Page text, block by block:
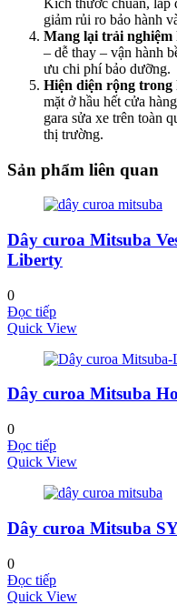
giảm rủi ro bảo hành
Mang lại trải nghiệm
– dễ thay – vận hành
ưu chi phí bảo dưỡng.
Hiện diện rộng trong
mặt ở hầu hết cửa
gara sửa xe trên toàn
thị trường.
Sản phẩm liên quan
Dây curoa Mitsuba
Liberty
0
Đọc tiếp
Quick View
Dây curoa Mitsuba
0
Đọc tiếp
Quick View
Dây curoa Mitsuba
0
Đọc tiếp
Quick View